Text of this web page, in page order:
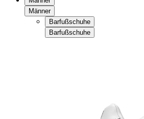
Männer
Barfußschuhe
Barfußschuhe